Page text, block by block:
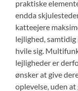
praktiske
endda
katteejere
lejlighed,
hvile sig.
lejligheder er
ønsker at give
oplevelse, uden